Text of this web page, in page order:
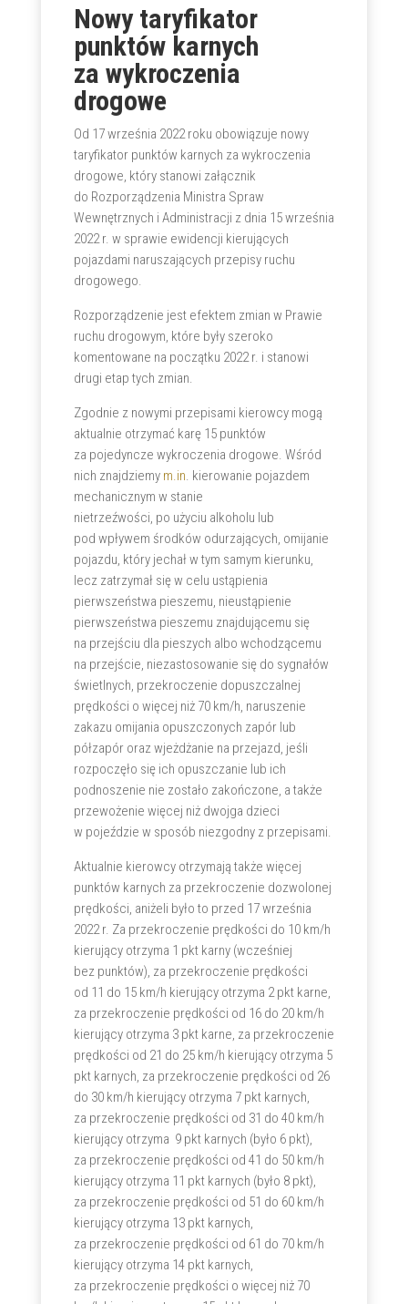
Nowy taryfikator
punktów karnych
za wykroczenia
drogowe
Od 17 września 2022 roku obowiązuje nowy
taryfikator punktów karnych za wykroczenia
drogowe, który stanowi załącznik
do Rozporządzenia Ministra Spraw
Wewnętrznych i Administracji z dnia 15 września
2022 r. w sprawie ewidencji kierujących
pojazdami naruszających przepisy ruchu
drogowego.
Rozporządzenie jest efektem zmian w Prawie
ruchu drogowym, które były szeroko
komentowane na początku 2022 r. i stanowi
drugi etap tych zmian.
Zgodnie z nowymi przepisami kierowcy mogą
aktualnie otrzymać karę 15 punktów
za pojedyncze wykroczenia drogowe. Wśród
nich znajdziemy m.in. kierowanie pojazdem
mechanicznym w stanie
nietrzeźwości, po użyciu alkoholu lub
pod wpływem środków odurzających, omijanie
pojazdu, który jechał w tym samym kierunku,
lecz zatrzymał się w celu ustąpienia
pierwszeństwa pieszemu, nieustąpienie
pierwszeństwa pieszemu znajdującemu się
na przejściu dla pieszych albo wchodzącemu
na przejście, niezastosowanie się do sygnałów
świetlnych, przekroczenie dopuszczalnej
prędkości o więcej niż 70 km/h, naruszenie
zakazu omijania opuszczonych zapór lub
półzapór oraz wjeżdżanie na przejazd, jeśli
rozpoczęło się ich opuszczanie lub ich
podnoszenie nie zostało zakończone, a także
przewożenie więcej niż dwojga dzieci
w pojeździe w sposób niezgodny z przepisami.
Aktualnie kierowcy otrzymają także więcej
punktów karnych za przekroczenie dozwolonej
prędkości, aniżeli było to przed 17 września
2022 r. Za przekroczenie prędkości do 10 km/h
kierujący otrzyma 1 pkt karny (wcześniej
bez punktów), za przekroczenie prędkości
od 11 do 15 km/h kierujący otrzyma 2 pkt karne,
za przekroczenie prędkości od 16 do 20 km/h
kierujący otrzyma 3 pkt karne, za przekroczenie
prędkości od 21 do 25 km/h kierujący otrzyma 5
pkt karnych, za przekroczenie prędkości od 26
do 30 km/h kierujący otrzyma 7 pkt karnych,
za przekroczenie prędkości od 31 do 40 km/h
kierujący otrzyma 9 pkt karnych (było 6 pkt),
za przekroczenie prędkości od 41 do 50 km/h
kierujący otrzyma 11 pkt karnych (było 8 pkt),
za przekroczenie prędkości od 51 do 60 km/h
kierujący otrzyma 13 pkt karnych,
za przekroczenie prędkości od 61 do 70 km/h
kierujący otrzyma 14 pkt karnych,
za przekroczenie prędkości o więcej niż 70